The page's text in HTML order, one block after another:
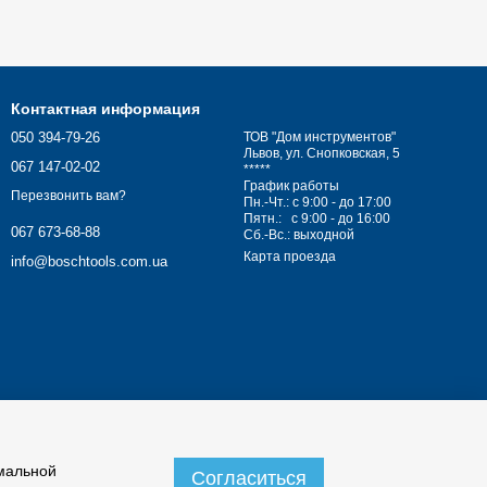
Контактная информация
050 394-79-26
067 147-02-02
Перезвонить вам?
067 673-68-88
info@boschtools.com.ua
ТОВ "Дом инструментов"
Львов, ул. Снопковская, 5
*****
График работы
Пн.-Чт.: с 9:00 - до 17:00
Пятн.: с 9:00 - до 16:00
Сб.-Вс.: выходной
Карта проезда
Согласиться